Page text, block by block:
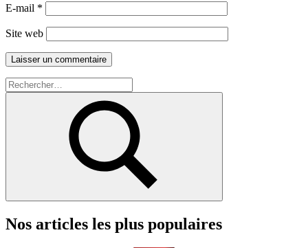
E-mail *
Site web
Recherche
pour :
Rechercher
Nos articles les plus populaires